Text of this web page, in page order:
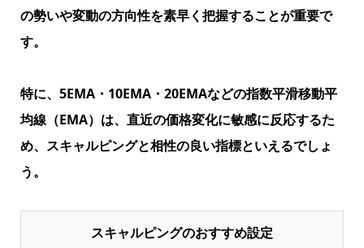
の勢いや変動の方向性を素早く把握することが重要で
す。
特に、5EMA・10EMA・20EMAなどの指数平滑移動平
均線（EMA） は、直近の価格変化に敏感に反応するた
め、スキャルピングと相性の良い指標といえるでしょ
う。
スキャルピングのおすすめ設定